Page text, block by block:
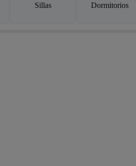
Sillas Dormitorios